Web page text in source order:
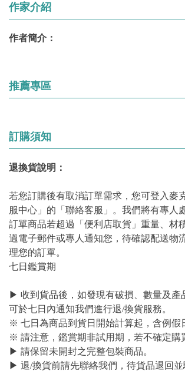
作家介紹
作者簡介：
推薦專區
訂購須知
退換貨說明：
若您訂購後有取消訂單需求，您可登入麥
服中心」的「聯絡客服」。我們將有專人
訂單商品若超過「便利店取貨」重量、材
過電子郵件或專人通知您，待確認配送物
理您的訂單。
七日鑑賞期
▶ 收到貨品後，如發現有破損、數量及產
可於七日內通知我們進行退/換貨服務。
※ 七日為商品到貨日開始計算起，含例假
※ 請注意，鑑賞期非試用期，若不確定購
▶ 請保留未開封之完整包裝商品。
▶ 退/換貨前請先聯絡我們，待貨品退回並